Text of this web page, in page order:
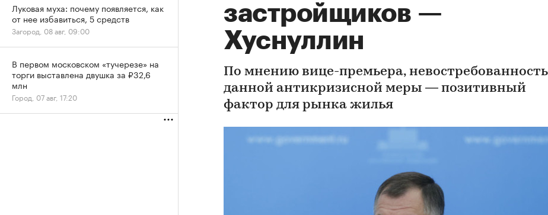
застройщиков —
Хуснуллин
По мнению вице-премьера, невостребованность
данной антикризисной меры — позитивный
фактор для рынка жилья
Луковая муха: почему появляется, как
от нее избавиться, 5 средств
Загород, 08 авг, 09:00
В первом московском «тучерезе» на
торги выставлена двушка за ₽32,6
млн
Город, 07 авг, 17:20